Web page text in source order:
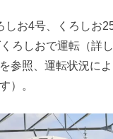
しお4号、くろしお
ろしおで運転（詳
参照、運転状況に
）。